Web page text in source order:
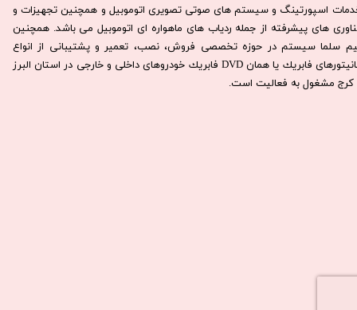
اسپورتینگ و سیستم های صوتی تصویری اتوموبیل و همچنین تجهیزات و
های پیشرفته از جمله ردیاب های ماهواره ای اتوموبیل می باشد. همچنين
سلما سيستم در حوزه تخصصی فروش، نصب، تعمير و پشتيبانی از انواع
مانيتورهای فابريك يا همان DVD فابريك خودروهای داخلی و خارجی در استان البرز
كرج مشغول به فعاليت است.​​​​​​​